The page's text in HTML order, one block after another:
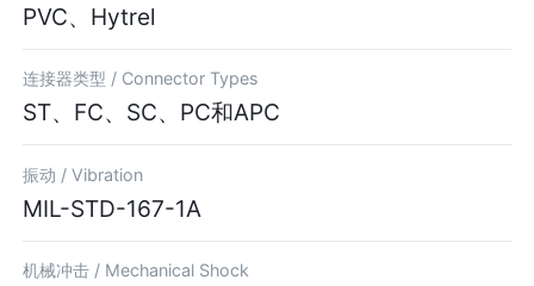
PVC、Hytrel
连接器类型 / Connector Types
ST、FC、SC、PC和APC
振动 /Vibration
MIL-STD-167-1A
机械冲击 / Mechanical Shock